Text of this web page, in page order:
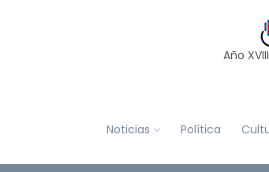
Año
Noticias Política